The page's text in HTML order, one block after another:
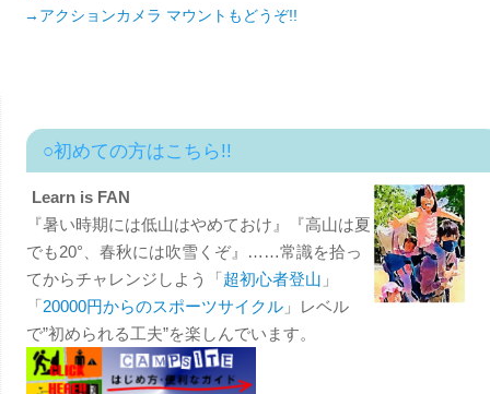
→アクションカメラ マウントもどうぞ!!
○初めての方はこちら!!
Learn is FAN
『暑い時期には低山はやめておけ』『高山は夏
でも20°、春秋には吹雪くぞ』……常識を拾っ
てからチャレンジしよう「超初心者登山 」
「20000円からのスポーツサイクル」レベル
で”初められる工夫”を楽しんでいます。